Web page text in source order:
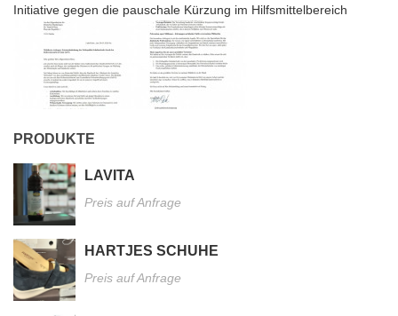
Initiative gegen die pauschale Kürzung im Hilfsmittelbereich
PRODUKTE
LAVITA
Preis auf Anfrage
HARTJES SCHUHE
Preis auf Anfrage